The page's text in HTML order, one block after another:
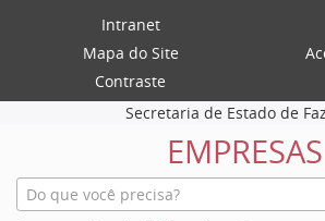
Intranet
Mapa do Site
Contraste
Secretaria de Estado de
EMPRESAS